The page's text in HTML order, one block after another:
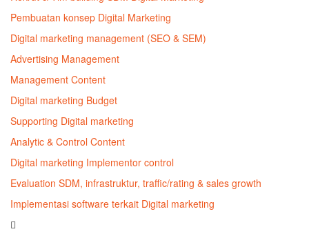
Pembuatan konsep Digital Marketing
Digital marketing management (SEO & SEM)
Advertising Management
Management Content
Digital marketing Budget
Supporting Digital marketing
Analytic & Control Content
Digital marketing Implementor control
Evaluation SDM, infrastruktur, traffic/rating & sales growth
Implementasi software terkait Digital marketing